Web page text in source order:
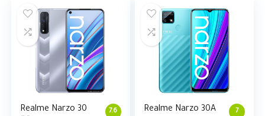
7.6
Realme Narzo 30
7
Realme Narzo 30A